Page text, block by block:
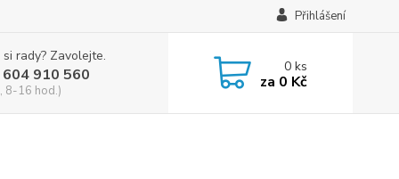
Přihlášení
rady? Zavolejte.
910 560
8-16 hod.)
0ks
za 0 Kč